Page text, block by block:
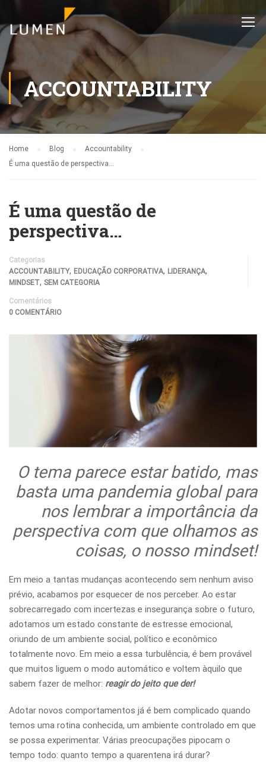
ACCOUNTABILITY
Home Blog
Accountability
É uma questão de perspectiva…
É uma questão de
perspectiva…
Categorias
ACCOUNTABILITY, EDUCAÇÃO CORPORATIVA, LIDERANÇA,
MINDSET, SEM CATEGORIA
Comentários
0 COMENTÁRIO
O tema parece estar batido, mas
basta uma pandemia global para
nos lembrar a importância da
perspectiva com que olhamos as
coisas, o nosso mindset!
Em meio a tantas mudanças acontecendo sem nenhum aviso
prévio, acabamos por esquecer de nos perceber. Ao estar
sobrecarregado com incertezas e insegurança sobre o futuro,
adotamos um estado constante de estresse emocional,
oriundo de um ambiente social, político e econômico
totalmente novo. Em meio a essa turbulência, é bem provável
que muitos liguem o modo automático e voltem àquilo que
sabem fazer de melhor: reagir do jeito que der!
Adotar novos comportamentos já é bem complicado quando
temos uma rotina conhecida, um ambiente controlado em que
se possa experimentar. Várias preocupações pipocam o
tempo todo: quanto tempo a quarentena irá durar?